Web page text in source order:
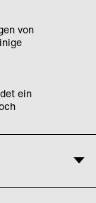
von
ein